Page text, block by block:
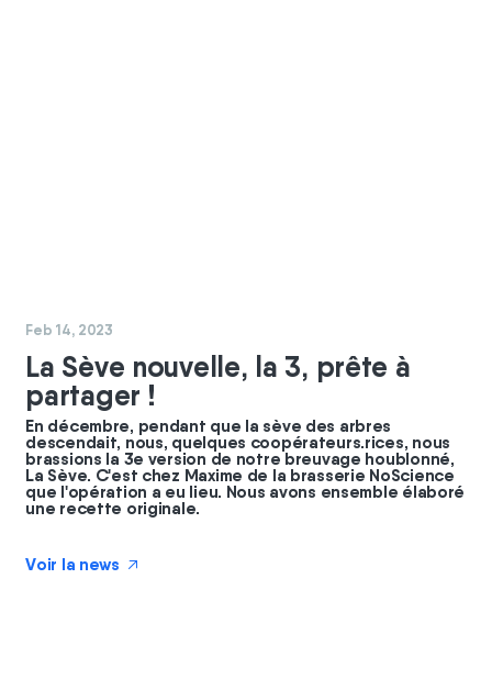
#GBC #coopérateurs
Feb 14, 2023
La Sève nouvelle, la 3, prête à
partager !
En décembre, pendant que la sève des arbres
descendait, nous, quelques coopérateurs.rices, nous
brassions la 3e version de notre breuvage houblonné,
La Sève. C'est chez Maxime de la brasserie NoScience
que l'opération a eu lieu. Nous avons ensemble élaboré
une recette originale.
Voir la news ↗